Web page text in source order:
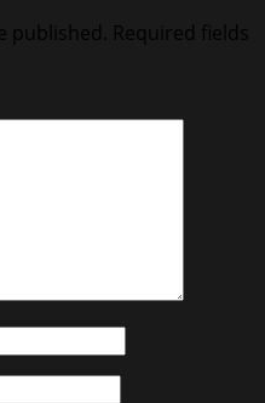
published. Required fields